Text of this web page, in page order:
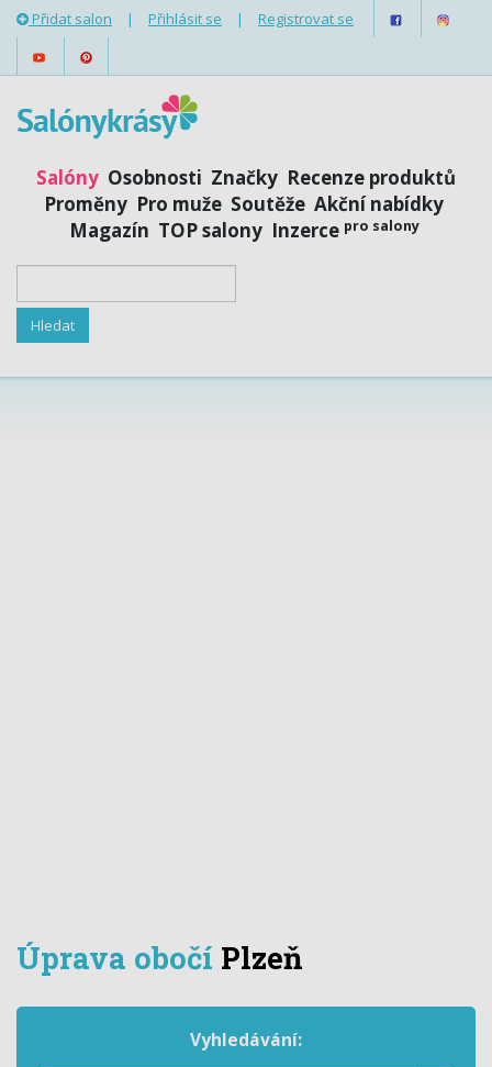
Přidat salon | Přihlásit se | Registrovat se
Salóny Osobnosti Značky Recenze produktů
Proměny Pro muže Soutěže Akční nabídky
Magazín TOP salony Inzerce pro salony
Úprava obočí Plzeň
Vyhledávání: